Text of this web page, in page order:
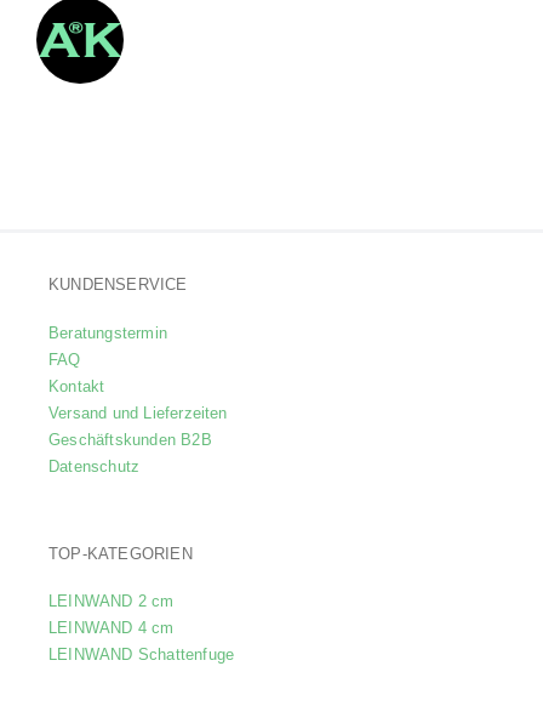
KUNDENSERVICE
Beratungstermin
FAQ
Kontakt
Versand und Lieferzeiten
Geschäftskunden B2B
Datenschutz
TOP-KATEGORIEN
LEINWAND 2 cm
LEINWAND 4 cm
LEINWAND Schattenfuge